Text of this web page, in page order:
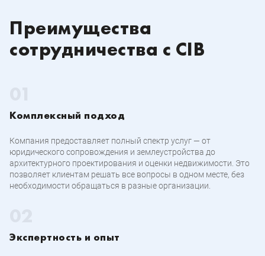
Преимущества
сотрудничества с CIB
Комплексный подход
Компания предоставляет полный спектр услуг — от
юридического сопровождения и землеустройства до
архитектурного проектирования и оценки недвижимости. Это
позволяет клиентам решать все вопросы в одном месте, без
необходимости обращаться в разные организации.
Экспертность и опыт